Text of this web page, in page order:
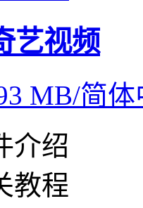
艺视频
MB/简体
介绍
教程